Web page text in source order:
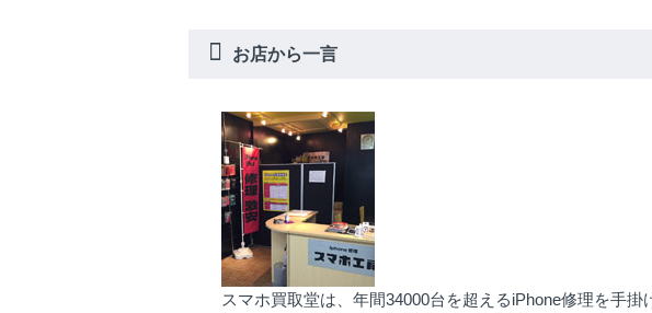
お店から一言
スマホ買取堂は、年間34000台を超えるiPhone修理を手掛